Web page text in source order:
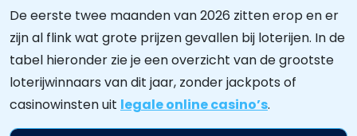
De eerste twee maanden van 2026 zitten erop en er
zijn al flink wat grote prijzen gevallen bij loterijen. In de
tabel hieronder zie je een overzicht van de grootste
loterijwinnaars van dit jaar, zonder jackpots of
casinowinsten uit legale online casino’s.